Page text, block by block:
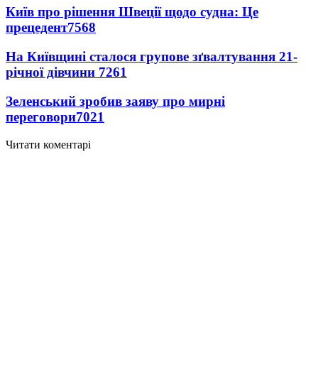
Київ про рішення Швеції щодо судна: Це
прецедент7568
На Київщині сталося групове зґвалтування 21-
річної дівчини 7261
Зеленський зробив заяву про мирні
переговори7021
Читати коментарі